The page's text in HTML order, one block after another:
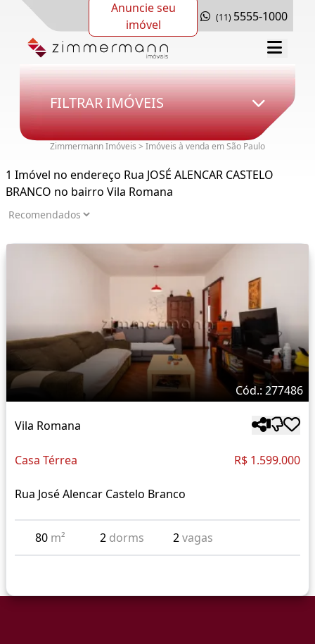
Anuncie seu
imóvel
(11) 5555-1000
FILTRAR IMÓVEIS
Zimmermann Imóveis > Imóveis à venda em São Paulo
1 Imóvel no endereço Rua JOSÉ ALENCAR CASTELO
BRANCO no bairro Vila Romana
Cód.: 277486
Vila Romana
Casa Térrea R$ 1.599.000
Rua José Alencar Castelo Branco
80 m² 2 dorms 2vagas